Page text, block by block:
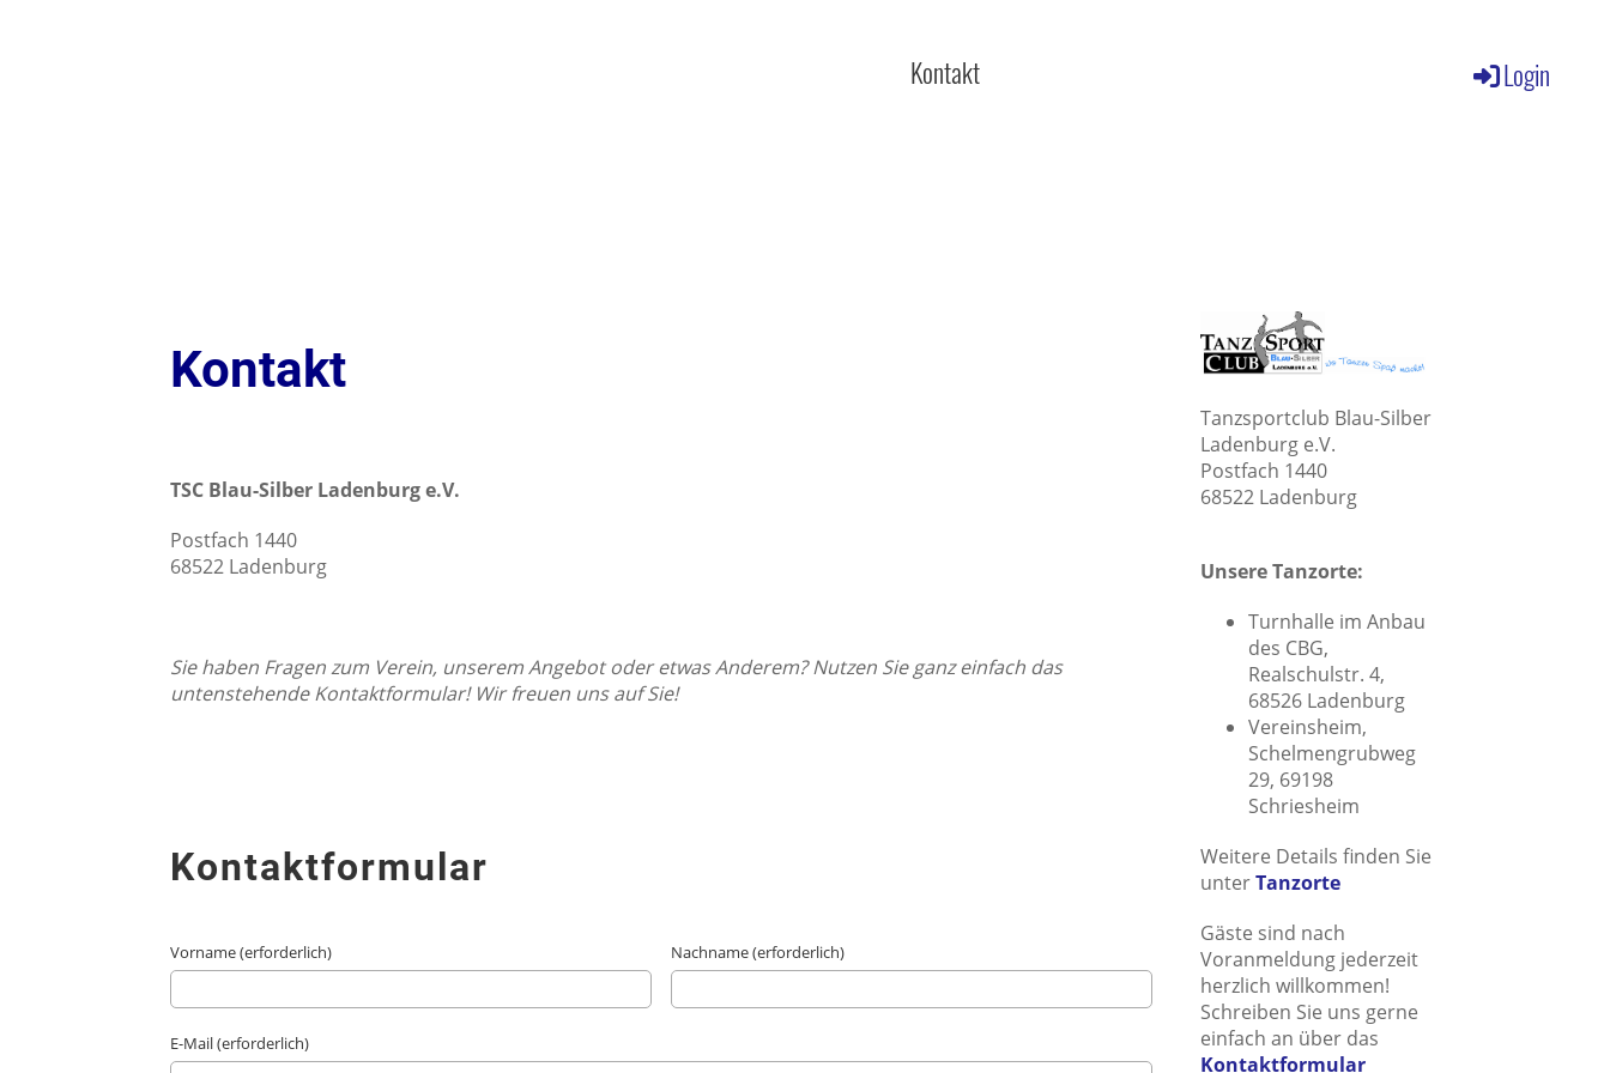
Kontakt Login
Kontakt
TSC Blau-Silber Ladenburg e.V.
Postfach 1440
68522 Ladenburg
Sie haben Fragen zum Verein, unserem Angebot oder etwas Anderem? Nutzen Sie ganz einfach das
untenstehende Kontaktformular! Wir freuen uns auf Sie!
Kontaktformular
Vorname (erforderlich) Nachname (erforderlich)
E-Mail (erforderlich)
Tanzsportclub Blau-Silber
Ladenburg e.V.
Postfach 1440
68522 Ladenburg
Unsere Tanzorte:
Turnhalle im Anbau
des CBG,
Realschulstr. 4,
68526 Ladenburg
Vereinsheim,
Schelmengrubweg
29, 69198
Schriesheim
Weitere Details finden Sie
unterTanzorte
Gäste sind nach
Voranmeldung jederzeit
herzlich willkommen!
Schreiben Sie uns gerne
einfach an über das
Kontaktformular